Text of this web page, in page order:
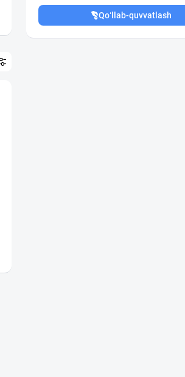
Qo‘llab-quvvatlash